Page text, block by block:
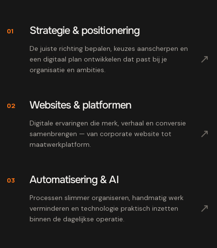
01 Strategie & positionering
De juiste richting bepalen, keuzes aanscherpen en
een digitaal plan ontwikkelen dat past bij je
organisatie en ambities.
↗
02 Websites & platformen
Digitale ervaringen die merk, verhaal en conversie
samenbrengen — van corporate website tot
maatwerkplatform.
↗
03 Automatisering & AI
Processen slimmer organiseren, handmatig werk
verminderen en technologie praktisch inzetten
binnen de dagelijkse operatie.
↗